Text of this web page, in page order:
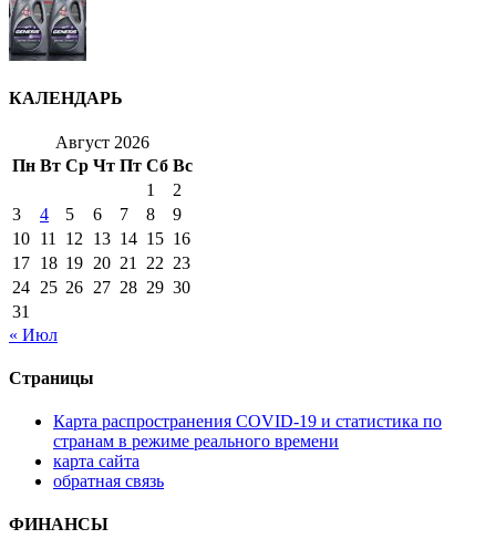
КАЛЕНДАРЬ
Август 2026
Пн Вт Ср Чт Пт Сб Вс
1
2
3
4 5 6 7 8
9
10 11 12 13 14 15 16
17 18 19 20 21 22 23
24 25 26 27 28 29 30
31
« Июл
Страницы
Карта распространения COVID-19 и статистика по
странам в режиме реального времени
карта сайта
обратная связь
ФИНАНСЫ